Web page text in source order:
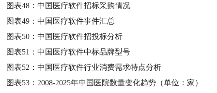
图表48：中国医疗软件招标采购情况
图表49：中国医疗软件事件汇总
图表50：中国医疗软件招投标分析
图表51：中国医疗软件中标品牌型号
图表52：中国医疗软件行业消费需求特点分析
图表53： 2008-2025年中国医院数量变化趋势（单位：家）